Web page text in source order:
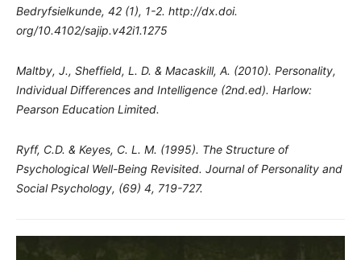
Bedryfsielkunde, 42 (1), 1-2. http://dx.doi.
org/10.4102/sajip.v42i1.1275
Maltby, J., Sheffield, L. D. & Macaskill, A. (2010). Personality,
Individual Differences and Intelligence (2nd.ed). Harlow:
Pearson Education Limited.
Ryff, C.D. & Keyes, C. L. M. (1995). The Structure of
Psychological Well-Being Revisited. Journal of Personality and
Social Psychology, (69) 4, 719-727.